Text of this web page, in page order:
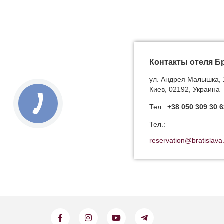
Контакты отеля
ул. Андрея Малышка,
Киев, 02192, Украина
Тел.: +38 050 309 30
Тел.: